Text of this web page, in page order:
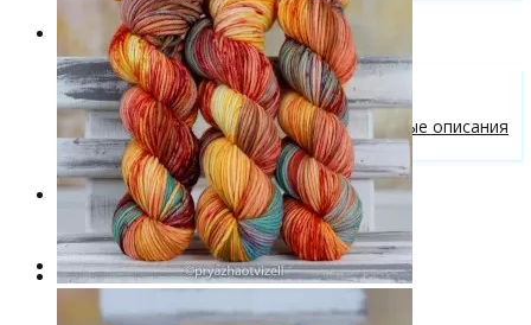
Блог о вязании
Бесплатные описания моделей
Вязальные лайфхаки
Галерея вязаных изделий и бесплатные описания
от VizEll
Скидки
Новинки